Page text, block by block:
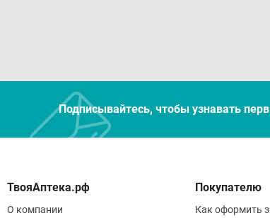
Подписывайтесь, чтобы узнавать
О компании
Покупателю
Как оформить